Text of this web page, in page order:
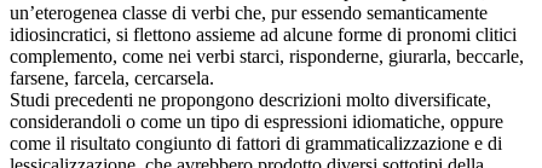
un’eterogenea classe di verbi che, pur essendo semanticamente
idiosincratici, si flettono assieme ad alcune forme di pronomi clitici
complemento, come nei verbi starci, risponderne, giurarla, beccarle,
farsene, farcela, cercarsela.
Studi precedenti ne propongono descrizioni molto diversificate,
considerandoli o come un tipo di espressioni idiomatiche, oppure
come il risultato congiunto di fattori di grammaticalizzazione e di